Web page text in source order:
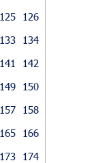
125
126
133
134
141
142
149
150
157
158
165
166
173
174